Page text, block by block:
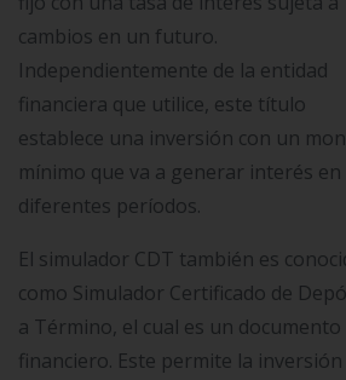
cambios en un futuro.
Independientemente de la entidad
financiera que utilice, este título
establece una inversión con un
mínimo que va a generar interés en
diferentes períodos.
El simulador CDT también es
como Simulador Certificado de
a Término, el cual es un documento
financiero. Este permite la inversión